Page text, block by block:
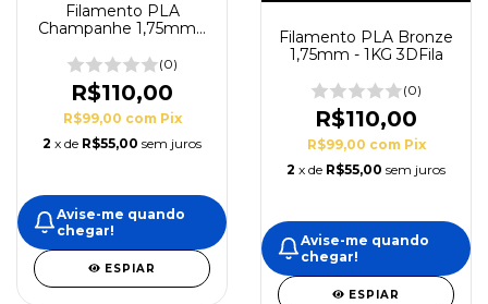
Filamento PLA
Champanhe 1,75mm -
(0)
R$110,00
R$99,00 com Pix
2 x de R$55,00 sem juros
Avise-me quando
chegar!
ESPIAR
Filamento PLA Bronze
1,75mm - 1KG 3DFila
(0)
R$110,00
R$99,00 com Pix
2 x de R$55,00 sem juros
Avise-me quando
chegar!
ESPIAR